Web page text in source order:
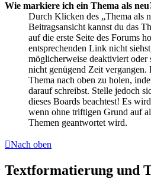
Wie markiere ich ein Thema als
Durch Klicken des „Thema als
Beitragsansicht kannst du das
auf die erste Seite des Forums
entsprechenden Link nicht
möglicherweise deaktiviert
nicht genügend Zeit vergangen.
Thema nach oben zu holen,
darauf schreibst. Stelle jedoch
dieses Boards beachtest! Es
wenn ohne triftigen Grund auf
Themen geantwortet wird.
Nach oben
Textformatierung und